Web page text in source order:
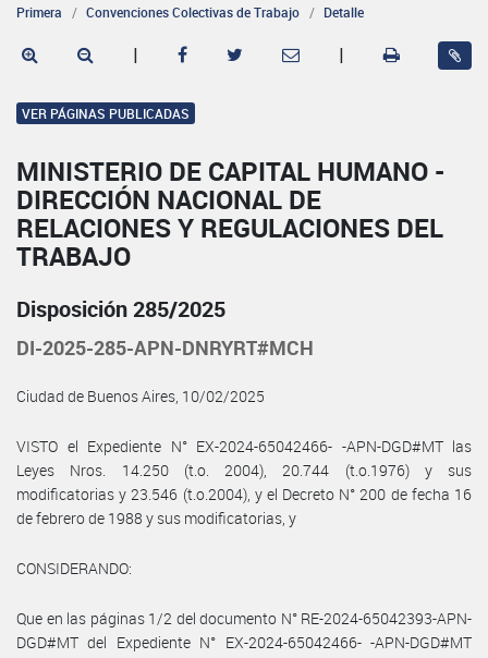
Primera Convenciones Colectivas de Trabajo Detalle
| |
VER PÁGINAS PUBLICADAS
MINISTERIO DE CAPITAL HUMANO -
DIRECCIÓN NACIONAL DE
RELACIONES Y REGULACIONES DEL
TRABAJO
Disposición 285/2025
DI-2025-285-APN-DNRYRT#MCH
Ciudad de Buenos Aires, 10/02/2025
VISTO el Expediente N° EX-2024-65042466- -APN-DGD#MT las
Leyes Nros. 14.250 (t.o. 2004), 20.744 (t.o.1976) y sus
modificatorias y 23.546 (t.o.2004), y el Decreto N° 200 de fecha 16
de febrero de 1988 y sus modificatorias, y
CONSIDERANDO:
Que en las páginas 1/2 del documento N° RE-2024-65042393-APN-
DGD#MT del Expediente N° EX-2024-65042466- -APN-DGD#MT